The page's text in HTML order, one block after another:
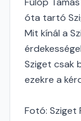
óta tartó
Mit kínál a
Sziget csak
ezekre a
Fotó: Sziget